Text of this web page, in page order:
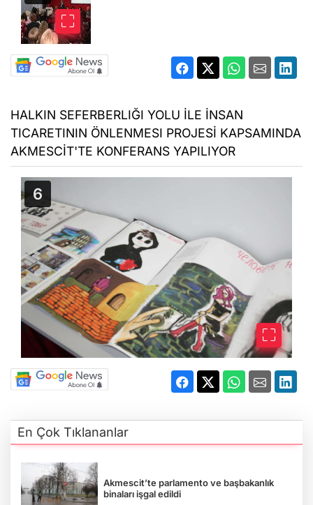
HALKIN SEFERBERLIĞI YOLU İLE İNSAN
TICARETININ ÖNLENMESI PROJESİ KAPSAMINDA
AKMESCİT'TE KONFERANS YAPILIYOR
En Çok Tıklananlar
Akmescit’te parlamento ve başbakanlık
binaları işgal edildi